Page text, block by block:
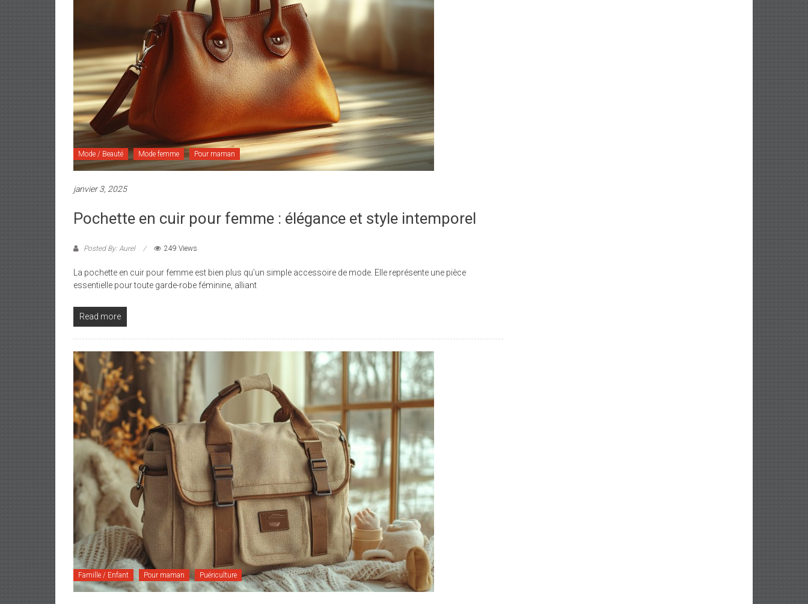
Mode / Beauté Mode femme Pour maman
janvier 3, 2025
Pochette en cuir pour femme : élégance et style intemporel
Posted By: Aurel 249 Views
La pochette en cuir pour femme est bien plus qu’un simple accessoire de mode. Elle représente une pièce
essentielle pour toute garde-robe féminine, alliant
Read more
Famille / Enfant Pour maman Puériculture